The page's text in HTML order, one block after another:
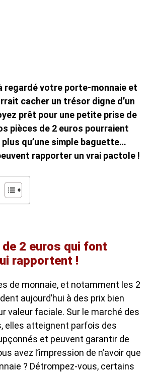
regardé votre porte-monnaie et
cacher un trésor digne d’un
prêt pour une petite prise de
pièces de 2 euros pourraient
plus qu’une simple baguette…
rapporter un vrai pactole !
2 euros qui font
rapportent !
de monnaie, et notamment les 2
aujourd’hui à des prix bien
valeur faciale. Sur le marché des
elles atteignent parfois des
et peuvent garantir de
avez l’impression de n’avoir que
? Détrompez-vous, certains